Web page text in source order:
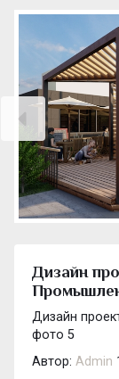
Дизайн
Дизайн
фото 5
Автор: Admin